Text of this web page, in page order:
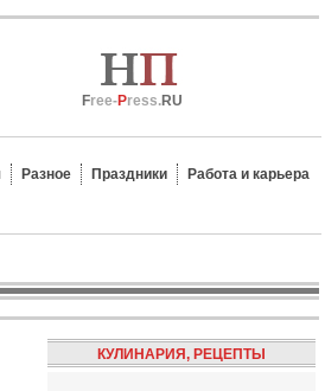
Free-Press.RU
Разное Праздники
Работа и карьера
КУЛИНАРИЯ, РЕЦЕПТЫ